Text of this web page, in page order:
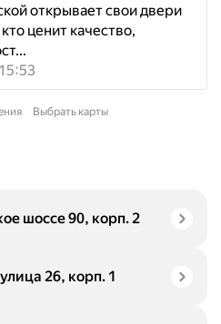
открывает свои двери
ценит качество,
Выбрать карты
шоссе 90, корп. 2
26, корп. 1